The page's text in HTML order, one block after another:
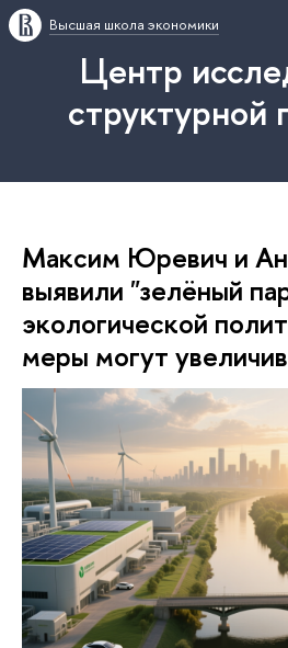
Высшая школа экономики
Центр
структурной
Максим Юревич и
выявили "зелёный
экологической
меры могут